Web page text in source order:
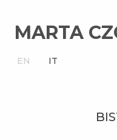
MARTA
EN IT